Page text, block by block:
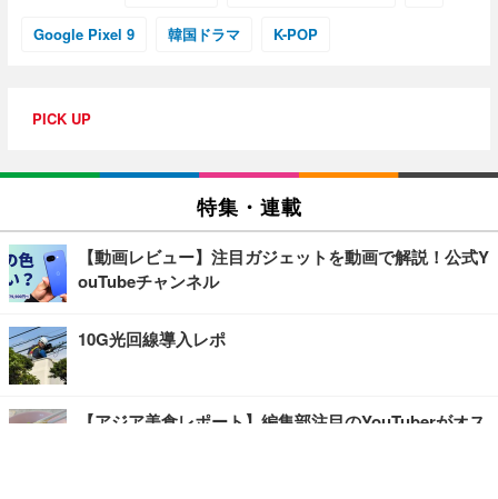
Google Pixel 9 韓国ドラマ K-POP
PICK UP
特集・連載
【動画レビュー】注目ガジェットを動画で解説！公式Y
ouTubeチャンネル
10G光回線導入レポ
【アジア美食レポート】編集部注目のYouTuberがオス